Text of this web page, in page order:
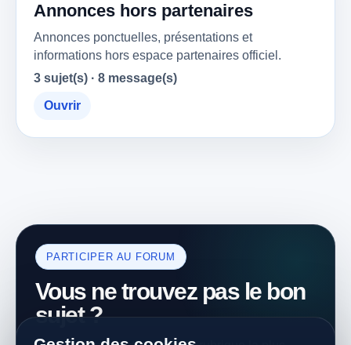
Annonces hors partenaires
Annonces ponctuelles, présentations et
informations hors espace partenaires officiel.
3 sujet(s) · 8 message(s)
Ouvrir
PARTICIPER AU FORUM
Vous ne trouvez pas le bon
sujet ?